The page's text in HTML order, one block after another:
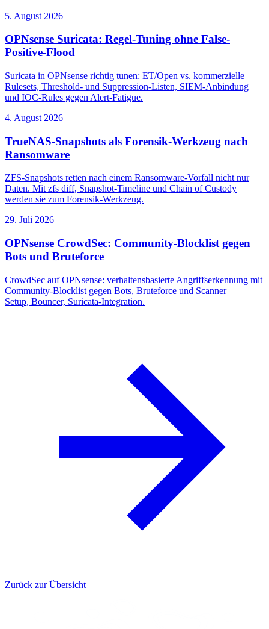
5. August 2026
OPNsense Suricata: Regel-Tuning ohne False-
Positive-Flood
Suricata in OPNsense richtig tunen: ET/Open vs. kommerzielle
Rulesets, Threshold- und Suppression-Listen, SIEM-Anbindung
und IOC-Rules gegen Alert-Fatigue.
4. August 2026
TrueNAS-Snapshots als Forensik-Werkzeug nach
Ransomware
ZFS-Snapshots retten nach einem Ransomware-Vorfall nicht nur
Daten. Mit zfs diff, Snapshot-Timeline und Chain of Custody
werden sie zum Forensik-Werkzeug.
29. Juli 2026
OPNsense CrowdSec: Community-Blocklist gegen
Bots und Bruteforce
CrowdSec auf OPNsense: verhaltensbasierte Angriffserkennung mit
Community-Blocklist gegen Bots, Bruteforce und Scanner —
Setup, Bouncer, Suricata-Integration.
Zurück zur Übersicht